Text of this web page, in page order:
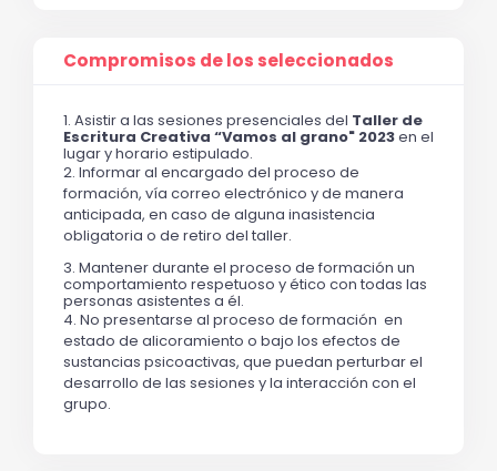
Compromisos de los seleccionados
1. Asistir a las sesiones presenciales del Taller de
Escritura Creativa “Vamos al grano" 2023 en el
lugar y horario estipulado.
2. Informar al encargado del proceso de
formación, vía correo electrónico y de manera
anticipada, en caso de alguna inasistencia
obligatoria o de retiro del taller.
3. Mantener durante el proceso de formación un
comportamiento respetuoso y ético con todas las
personas asistentes a él.
4. No presentarse al proceso de formación  en
estado de alicoramiento o bajo los efectos de
sustancias psicoactivas, que puedan perturbar el
desarrollo de las sesiones y la interacción con el
grupo.